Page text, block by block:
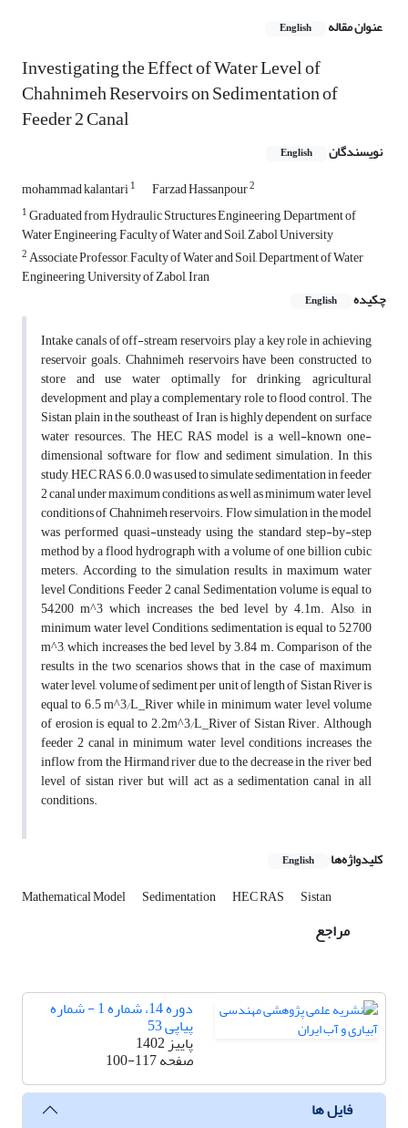
عنوان مقاله English
Investigating the Effect of Water Level of
Chahnimeh Reservoirs on Sedimentation of
Feeder 2 Canal
نویسندگان English
mohammad kalantari1 Farzad Hassanpour2
1Graduated from Hydraulic Structures Engineering, Department of
Water Engineering, Faculty of Water and Soil, Zabol University
2Associate Professor, Faculty of Water and Soil, Department of Water
Engineering, University of Zabol, Iran
چکیده
English
Intake canals of off-stream reservoirs, play a key role in achieving
reservoir goals. Chahnimeh reservoirs have been constructed to
store and use water optimally for drinking, agricultural
development and play a complementary role to flood control. The
Sistan plain in the southeast of Iran is highly dependent on surface
water resources. The HEC RAS model is a well-known one-
dimensional software for flow and sediment simulation. In this
study, HEC RAS 6.0.0 was used to simulate sedimentation in feeder
2 canal under maximum conditions as well as minimum water level
conditions of Chahnimeh reservoirs. Flow simulation in the model
was performed quasi-unsteady using the standard step-by-step
method by a flood hydrograph with a volume of one billion cubic
meters. According to the simulation results, in maximum water
level Conditions, Feeder 2 canal Sedimentation volume is equal to
54,200 m^3 which increases the bed level by 4.1m. Also, in
minimum water level Conditions, sedimentation is equal to 52,700
m^3, which increases the bed level by 3.84 m. Comparison of the
results in the two scenarios shows that in the case of maximum
water level, volume of sediment per unit of length of Sistan River is
equal to 6.5 m^3⁄L_River while in minimum water level volume
of erosion is equal to 2.2m^3⁄L_River of Sistan River. Although
feeder 2 canal in minimum water level conditions increases the
inflow from the Hirmand river due to the decrease in the river bed
level of sistan river but will act as a sedimentation canal in all
conditions.
کلیدواژه‌ها English
Mathematical Model Sedimentation HEC RAS Sistan
مراجع
دوره 14، شماره 1 - شماره
پیاپی 53
پاییز 1402
صفحه100-117
فایل ها